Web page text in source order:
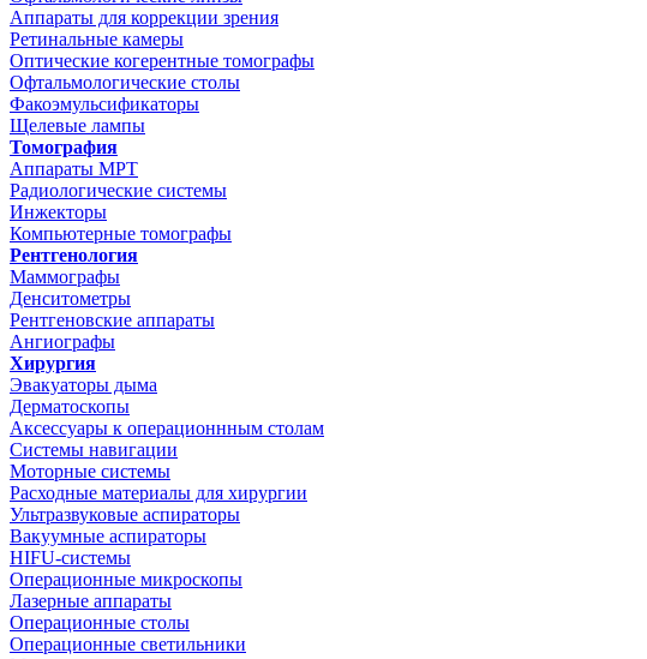
Аппараты для коррекции зрения
Ретинальные камеры
Оптические когерентные томографы
Офтальмологические столы
Факоэмульсификаторы
Щелевые лампы
Томография
Аппараты МРТ
Радиологические системы
Инжекторы
Компьютерные томографы
Рентгенология
Маммографы
Денситометры
Рентгеновские аппараты
Ангиографы
Хирургия
Эвакуаторы дыма
Дерматоскопы
Аксессуары к операционнным столам
Системы навигации
Моторные системы
Расходные материалы для хирургии
Ультразвуковые аспираторы
Вакуумные аспираторы
HIFU-системы
Операционные микроскопы
Лазерные аппараты
Операционные столы
Операционные светильники